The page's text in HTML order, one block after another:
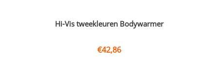
Hi-Vis tweekleuren Bodywarmer
€42,86